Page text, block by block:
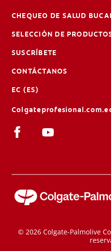
CHEQUEO DE SALUD
SELECCIÓN DE
SUSCRÍBETE
CONTÁCTANOS
EC (ES)
© 2026 Colgate-Palmolive